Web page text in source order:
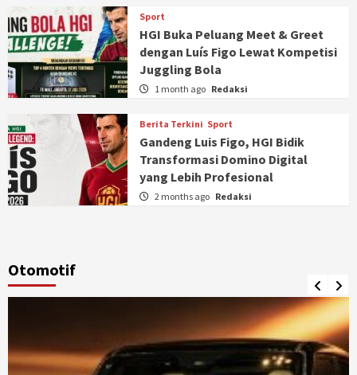
Sport
HGI Buka Peluang Meet & Greet
dengan Luís Figo Lewat Kompetisi
Juggling Bola
1 month ago Redaksi
Berita Terkini Sport
Gandeng Luis Figo, HGI Bidik
Transformasi Domino Digital
yang Lebih Profesional
2 months ago Redaksi
Otomotif